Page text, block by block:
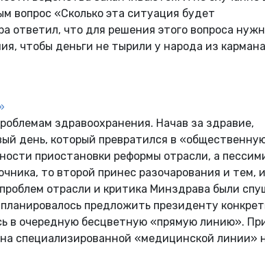
вопрос «Сколько эта ситуация будет
ответил, что для решения этого вопроса
чтобы деньги не тырили у народа из
здравоохранения. Начав за здравие,
день, который превратился в
приостановки реформы отрасли, а
то второй принес разочарования и тем, и
отрасли и критика Минздрава были
предложить президенту
в очередную бесцветную «прямую линию».
специализированной «медицинской линии»